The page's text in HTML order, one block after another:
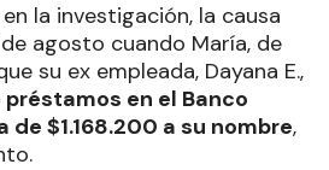
la investigación, la causa
agosto cuando María, de
su ex empleada, Dayana E.,
en el Banco
de $1.168.200 a su nombre,